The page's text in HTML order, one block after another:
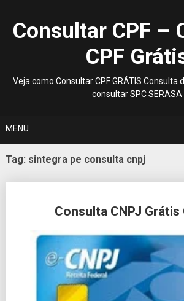
contentConsultar CPF –
CPF
Veja como Consultar CPF GRÁTIS Consulta
consultar SPC SERASA
MENU
Tag: sintegra pe consulta cnpj
Consulta CNPJ Grátis
navigation